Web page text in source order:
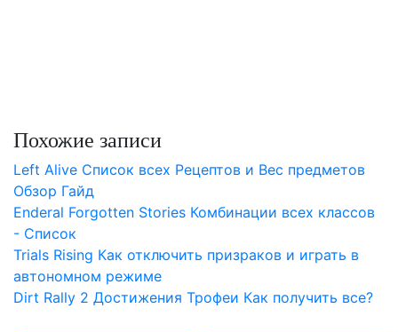
Похожие записи
Left Alive Список всех Рецептов и Вес предметов
Обзор Гайд
Enderal Forgotten Stories Комбинации всех классов
- Список
Trials Rising Как отключить призраков и играть в
автономном режиме
Dirt Rally 2 Достижения Трофеи Как получить все?